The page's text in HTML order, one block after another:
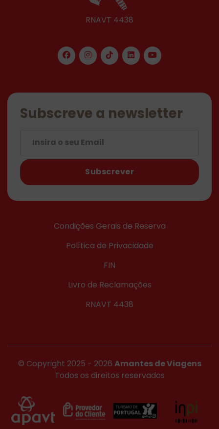
RNAVT 4438
Subscreve a newsletter
Subscrever
Condições Gerais de Reserva
Política de Privacidade
FIN
Livro de Reclamações
RNAVT 4438
© Copyright 2025 - 2026 Amantes de Viagens
Todos os direitos reservados